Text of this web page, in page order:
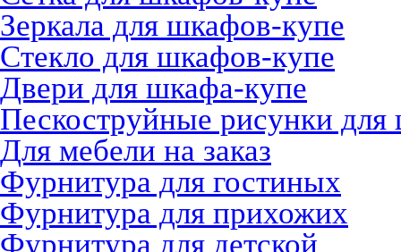
Зеркала для шкафов-купе
Стекло для шкафов-купе
Двери для шкафа-купе
Пескоструйные рисунки
Для мебели на заказ
Фурнитура для гостиных
Фурнитура для прихожих
Фурнитура для детской